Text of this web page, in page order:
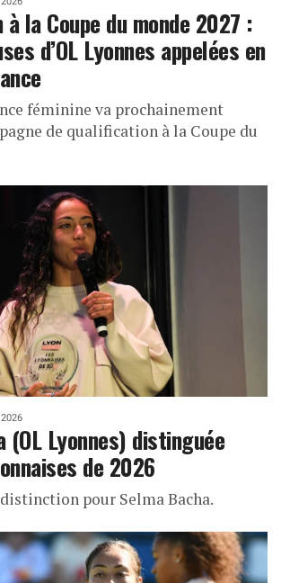
la Coupe du monde 2027 :
d’OL Lyonnes appelées en
féminine va prochainement
de qualification à la Coupe du
(OL Lyonnes) distinguée
de 2026
distinction pour Selma Bacha.